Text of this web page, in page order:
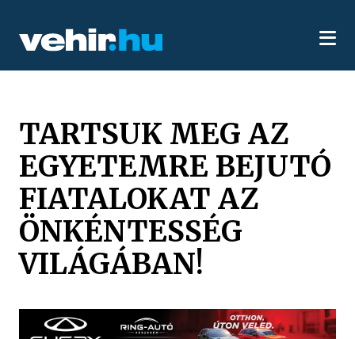
TARTSUK MEG AZ
EGYETEMRE BEJUTÓ
FIATALOKAT AZ
ÖNKÉNTESSÉG
VILÁGÁBAN!